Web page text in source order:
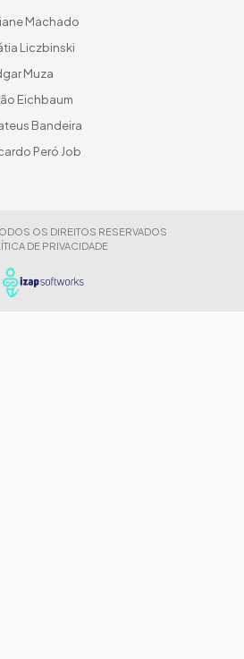
Machado
Liczbinski
Muza
Eichbaum
Bandeira
Peró Job
OS DIREITOS RESERVADOS
DE PRIVACIDADE